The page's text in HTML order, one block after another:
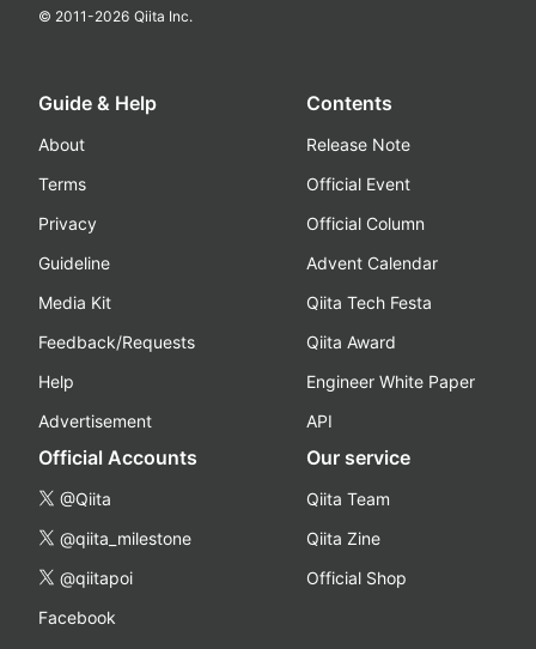
© 2011-2026 Qiita Inc.
Guide & Help
About
Terms
Privacy
Guideline
Media Kit
Feedback/Requests
Help
Advertisement
Contents
Release Note
Official Event
Official Column
Advent Calendar
Qiita Tech Festa
Qiita Award
Engineer White Paper
API
Official Accounts
@Qiita
@qiita_milestone
@qiitapoi
Facebook
Our service
Qiita Team
Qiita Zine
Official Shop